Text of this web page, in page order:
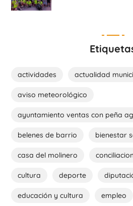
actividades actualidad
aviso meteorológico
ayuntamiento ventas con peña
belenes de barrio bienestar
casa del molinero
cultura deporte
educación y cultura empleo